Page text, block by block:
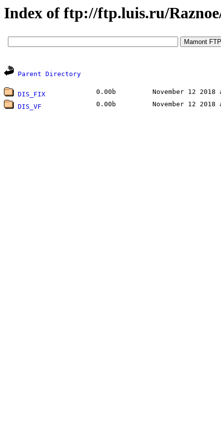
Index of ftp://ftp.luis.ru/
Parent Directory
DIS_FIX 0.00b
November 12 2018
DIS_VF
0.00b November 12 2018